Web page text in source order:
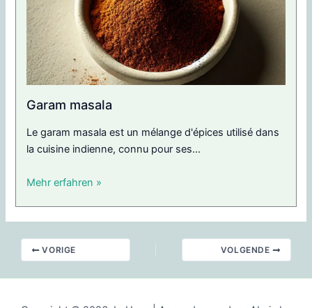
Garam masala
Le garam masala est un mélange d'épices utilisé dans
la cuisine indienne, connu pour ses...
Mehr erfahren »
VORIGE VOLGENDE